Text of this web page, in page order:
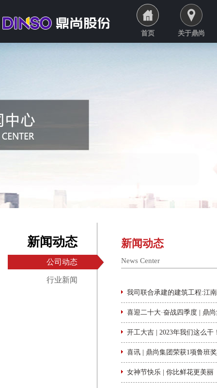
首页 关于鼎尚
新闻动态
公司动态
行业新闻
新闻动态
News Center
我司联合承建的建筑工程:江
喜迎二十大·奋战四季度 | 鼎
开工大吉 | 2023年我们这么干
喜讯 | 鼎尚集团荣获1项鲁班
女神节快乐 | 你比鲜花更美丽